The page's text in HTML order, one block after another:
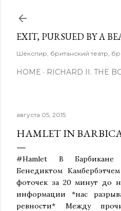
EXIT, PURSUED BY A
Шекспир, британский театр,
HOME RICHARD II. THE
августа 05, 2015
HAMLET IN
#Hamlet В
Бенедиктом
фоточек за 20 минут до
информации *нас
ревности* Между